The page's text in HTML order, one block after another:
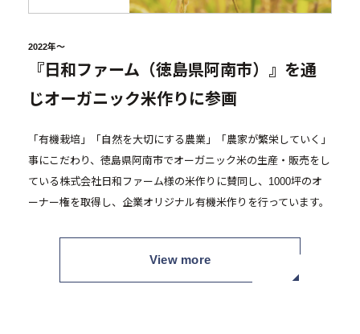
2022年～
『日和ファーム（徳島県阿南市）』を通
じオーガニック米作りに参画
「有機栽培」「自然を大切にする農業」「農家が繁栄していく」
事にこだわり、徳島県阿南市でオーガニック米の生産・販売をし
ている株式会社日和ファーム様の米作りに賛同し、1000坪のオ
ーナー権を取得し、企業オリジナル有機米作りを行っています。
View more